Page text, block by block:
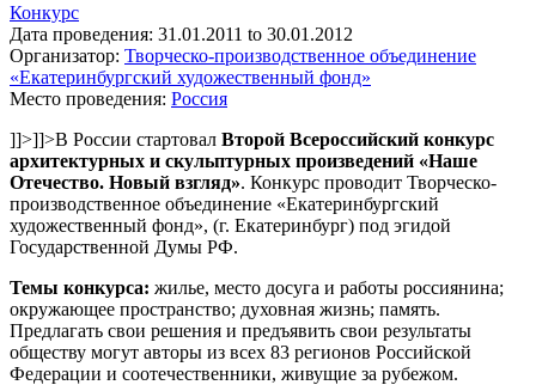
Конкурс
Дата проведения: 31.01.2011 to 30.01.2012
Организатор: Творческо-производственное объединение
«Екатеринбургский художественный фонд»
Место проведения: Россия
]]>]]>В России стартовал Второй Всероссийский конкурс
архитектурных и скульптурных произведений «Наше
Отечество. Новый взгляд». Конкурс проводит Творческо-
производственное объединение «Екатеринбургский
художественный фонд», (г. Екатеринбург) под эгидой
Государственной Думы РФ.
Темы конкурса: жилье, место досуга и работы россиянина;
окружающее пространство; духовная жизнь; память.
Предлагать свои решения и предъявить свои результаты
обществу могут авторы из всех 83 регионов Российской
Федерации и соотечественники, живущие за рубежом.